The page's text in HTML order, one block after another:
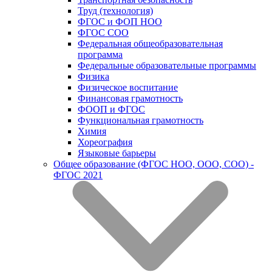
Труд (технология)
ФГОС и ФОП НОО
ФГОС СОО
Федеральная общеобразовательная
программа
Федеральные образовательные программы
Физика
Физическое воспитание
Финансовая грамотность
ФООП и ФГОС
Функциональная грамотность
Химия
Хореография
Языковые барьеры
Общее образование (ФГОС НОО, ООО, СОО) -
ФГОС 2021